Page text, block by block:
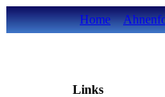
Home
Links